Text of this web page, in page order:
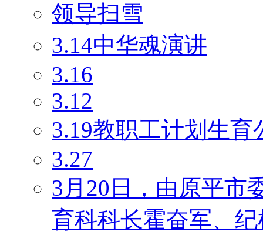
领导扫雪
3.14中华魂演讲
3.16
3.12
3.19教职工计划生育
3.27
3月20日，由原平市
育科科长霍奋军、